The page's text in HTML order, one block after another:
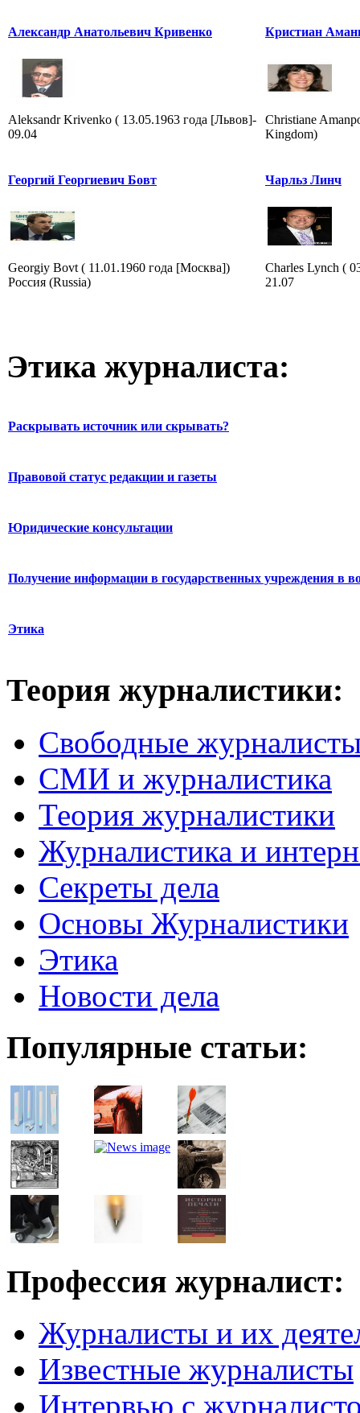
Александр Анатольевич Кривенко
Aleksandr Krivenko ( 13.05.1963 года [Львов]-
09.04
Кристиан
Christiane
Kingdom)
Георгий Георгиевич Бовт
Georgiy Bovt ( 11.01.1960 года [Москва])
Россия (Russia)
Чарльз Линч
Charles Lynch (
21.07
Этика журналиста:
Раскрывать источник или скрывать?
Правовой статус редакции и газеты
Юридические консультации
Получение информации в государственных учреждения в
Этика
Теория журналистики:
Свободные
СМИ и журналистика
Теория журналистики
Журналистика и
Секреты дела
Основы Журналистики
Этика
Новости дела
Популярные статьи:
Профессия журналист:
Журналисты и их
Известные журналисты
Интервью с